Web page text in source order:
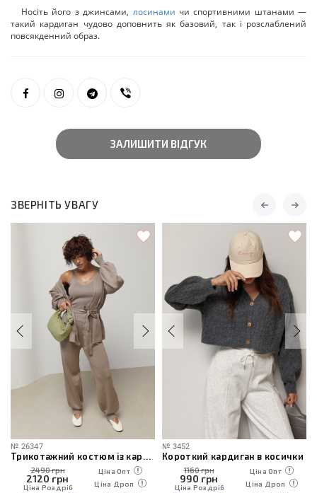
Носіть його з джинсами, лосинами чи спортивними штанами —
такий кардиган чудово доповнить як базовий, так і розслаблений
повсякденний образ.
ЗАЛИШИТИ ВІДГУК
ЗВЕРНІТЬ УВАГУ
№ 26347
Трикотажний костюм із кардиганом, топом та штанами
2490 грн
2120 грн
Ціна Роздріб
Ціна Опт
Ціна Дроп
№ 3452
Короткий кардиган в косички
1160 грн
990 грн
Ціна Роздріб
Ціна Опт
Ціна Дроп